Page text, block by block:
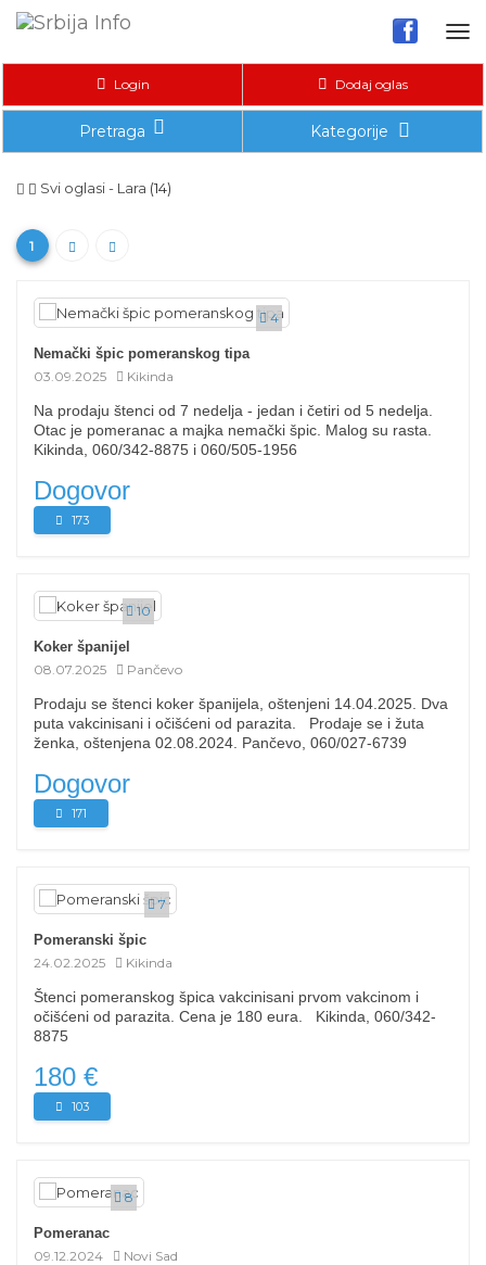
Login Dodaj oglas
Pretraga Kategorije
Svi oglasi - Lara (14)
1
4
Nemački špic pomeranskog tipa
03.09.2025
Kikinda
Na prodaju štenci od 7 nedelja - jedan i četiri od 5 nedelja.
Otac je pomeranac a majka nemački špic. Malog su rasta.
Kikinda, 060/342-8875 i 060/505-1956
Dogovor
173
10
Koker španijel
08.07.2025
Pančevo
Prodaju se štenci koker španijela, oštenjeni 14.04.2025. Dva
puta vakcinisani i očišćeni od parazita. Prodaje se i žuta
ženka, oštenjena 02.08.2024. Pančevo, 060/027-6739
Dogovor
171
7
Pomeranski špic
24.02.2025
Kikinda
Štenci pomeranskog špica vakcinisani prvom vakcinom i
očišćeni od parazita. Cena je 180 eura. Kikinda, 060/342-
8875
180 €
103
8
Pomeranac
09.12.2024
Novi Sad